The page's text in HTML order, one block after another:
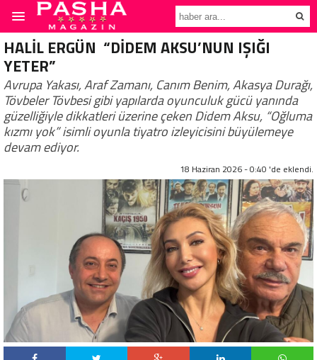
HALİL ERGÜN “DİDEM AKSU’NUN IŞIĞI
YETER”
Avrupa Yakası, Araf Zamanı, Canım Benim, Akasya Durağı,
Tövbeler Tövbesi gibi yapılarda oyunculuk gücü yanında
güzelliğiyle dikkatleri üzerine çeken Didem Aksu, “Oğluma
kızmı yok” isimli oyunla tiyatro izleyicisini büyülemeye
devam ediyor.
18 Haziran 2026 - 0:40 'de eklendi.